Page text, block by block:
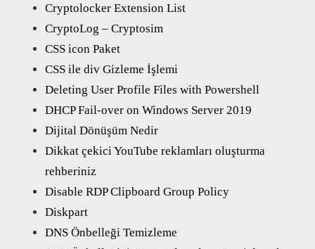
Cryptolocker Extension List
CryptoLog – Cryptosim
CSS icon Paket
CSS ile div Gizleme İşlemi
Deleting User Profile Files with Powershell
DHCP Fail-over on Windows Server 2019
Dijital Dönüşüm Nedir
Dikkat çekici YouTube reklamları oluşturma
rehberiniz
Disable RDP Clipboard Group Policy
Diskpart
DNS Önbelleği Temizleme